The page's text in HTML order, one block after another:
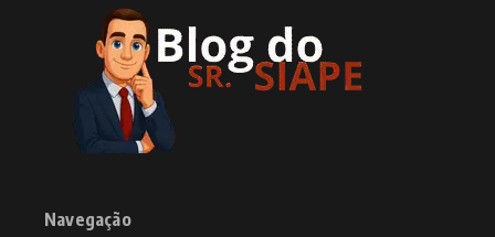
Navegação